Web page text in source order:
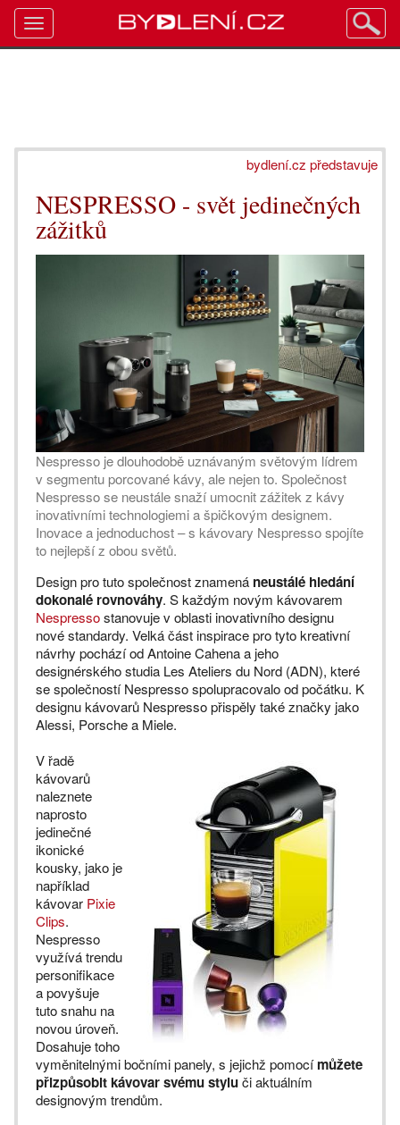
bydlení.cz představuje
NESPRESSO - svět jedinečných
zážitků
Nespresso je dlouhodobě uznávaným světovým lídrem
v segmentu porcované kávy, ale nejen to. Společnost
Nespresso se neustále snaží umocnit zážitek z kávy
inovativními technologiemi a špičkovým designem.
Inovace a jednoduchost – s kávovary Nespresso spojíte
to nejlepší z obou světů.
Design pro tuto společnost znamená neustálé hledání
dokonalé rovnováhy. S každým novým kávovarem
Nespressostanovuje v oblasti inovativního designu
nové standardy. Velká část inspirace pro tyto kreativní
návrhy pochází od Antoine Cahena a jeho
designérského studia Les Ateliers du Nord (ADN), které
se společností Nespresso spolupracovalo od počátku. K
designu kávovarů Nespresso přispěly také značky jako
Alessi, Porsche a Miele.
V řadě
kávovarů
naleznete
naprosto
jedinečné
ikonické
kousky, jako je
například
kávovar Pixie
Clips.
Nespresso
využívá trendu
personifikace
a povyšuje
tuto snahu na
novou úroveň.
Dosahuje toho
vyměnitelnými bočními panely, s jejichž pomocímůžete
přizpůsobit kávovar svému styluči aktuálním
designovým trendům.
Toggle
navigation